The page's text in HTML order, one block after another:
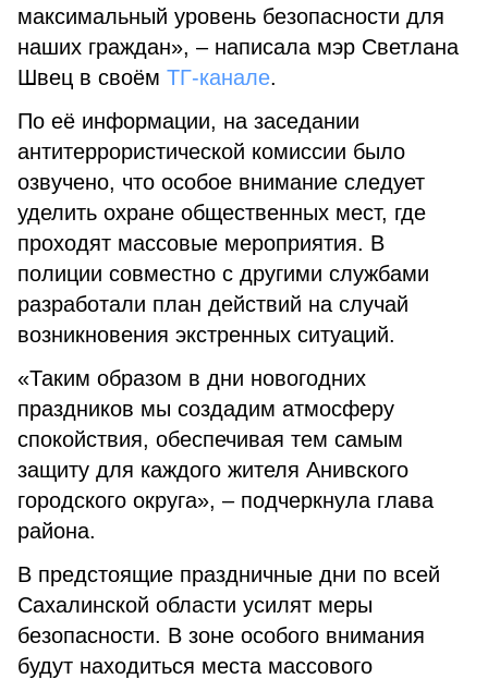
максимальный уровень безопасности для
наших граждан», – написала мэр Светлана
Швец в своём ТГ-канале.
По её информации, на заседании
антитеррористической комиссии было
озвучено, что особое внимание следует
уделить охране общественных мест, где
проходят массовые мероприятия. В
полиции совместно с другими службами
разработали план действий на случай
возникновения экстренных ситуаций.
«Таким образом в дни новогодних
праздников мы создадим атмосферу
спокойствия, обеспечивая тем самым
защиту для каждого жителя Анивского
городского округа», – подчеркнула глава
района.
В предстоящие праздничные дни по всей
Сахалинской области усилят меры
безопасности. В зоне особого внимания
будут находиться места массового